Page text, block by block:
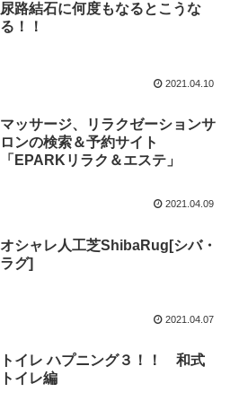
尿路結石に何度もなるとこうな
る！！
2021.04.10
マッサージ、リラクゼーションサ
ロンの検索＆予約サイト
「EPARKリラク＆エステ」
2021.04.09
オシャレ人工芝ShibaRug[シバ・
ラグ]
2021.04.07
トイレ ハプニング３！！ 和式
トイレ編